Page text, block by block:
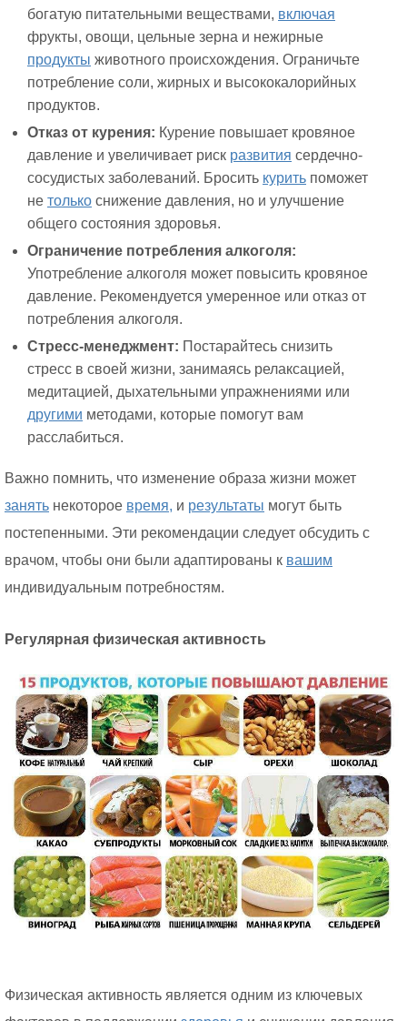
богатую питательными веществами, включая
фрукты, овощи, цельные зерна и нежирные
продукты животного происхождения. Ограничьте
потребление соли, жирных и высококалорийных
продуктов.
Отказ от курения: Курение повышает кровяное
давление и увеличивает риск развития сердечно-
сосудистых заболеваний. Бросить курить поможет
не только снижение давления, но и улучшение
общего состояния здоровья.
Ограничение потребления алкоголя:
Употребление алкоголя может повысить кровяное
давление. Рекомендуется умеренное или отказ от
потребления алкоголя.
Стресс-менеджмент: Постарайтесь снизить
стресс в своей жизни, занимаясь релаксацией,
медитацией, дыхательными упражнениями или
другими методами, которые помогут вам
расслабиться.
Важно помнить, что изменение образа жизни может
занять некоторое время, и результаты могут быть
постепенными. Эти рекомендации следует обсудить с
врачом, чтобы они были адаптированы к вашим
индивидуальным потребностям.
Регулярная физическая активность
Физическая активность является одним из ключевых